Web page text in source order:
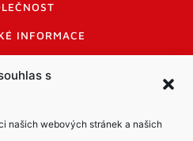
s
našich webových stránek a našich
INFORMACE
DISKUTUJÍCÍCH
MANUÁL